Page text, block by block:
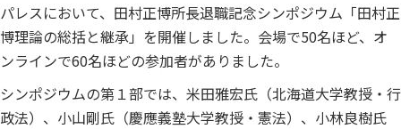
パレスにおいて、田村正博所長退職記念シンポジウム「田村正
博理論の総括と継承」を開催しました。会場で50名ほど、オ
ンラインで60名ほどの参加者がありました。
シンポジウムの第１部では、米田雅宏氏（北海道大学教授・行
政法）、小山剛氏（慶應義塾大学教授・憲法）、小林良樹氏